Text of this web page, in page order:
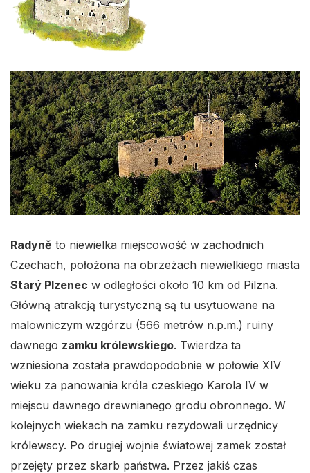
Radyně to niewielka miejscowość w zachodnich
Czechach, położona na obrzeżach niewielkiego miasta
Starý Plzenec w odległości około 10 km od Pilzna.
Główną atrakcją turystyczną są tu usytuowane na
malowniczym wzgórzu (566 metrów n.p.m.) ruiny
dawnego zamku królewskiego. Twierdza ta
wzniesiona została prawdopodobnie w połowie XIV
wieku za panowania króla czeskiego Karola IV w
miejscu dawnego drewnianego grodu obronnego. W
kolejnych wiekach na zamku rezydowali urzędnicy
królewscy. Po drugiej wojnie światowej zamek został
przejęty przez skarb państwa. Przez jakiś czas